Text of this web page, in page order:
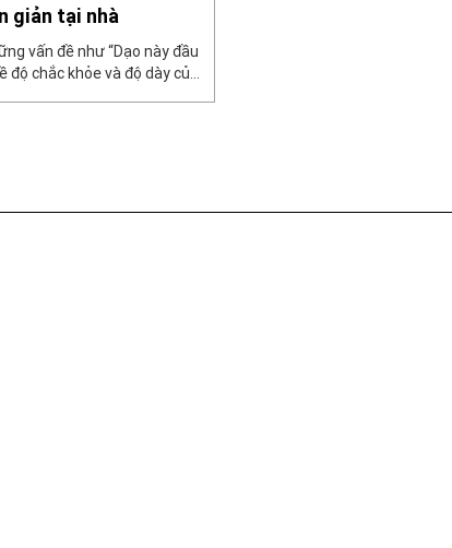
giản tại nhà
vấn đề như “Dạo này đầu
độ chắc khỏe và độ dày của